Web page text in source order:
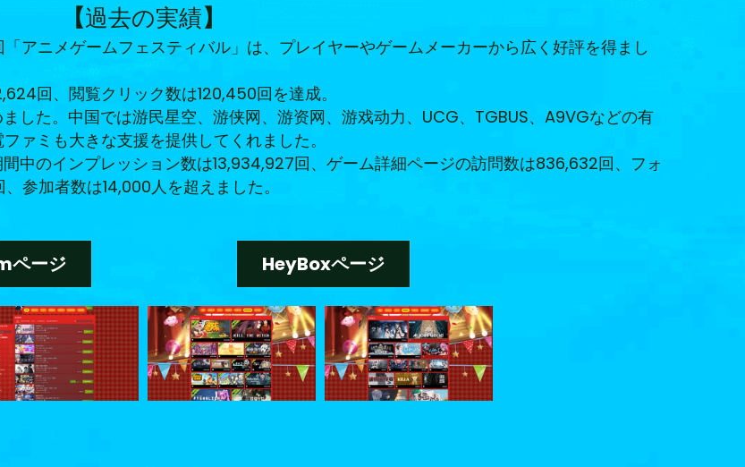
【過去の実績】
アニメゲームフェスティバル」は、プレイヤーやゲームメーカーから広く好評を得まし
回、閲覧クリック数は120,450回を達成。
した。中国では游民星空、游侠网、游资网、游戏动力、UCG、TGBUS、A9VGなどの有
ァミも大きな支援を提供してくれました。
中のインプレッション数は13,934,927回、ゲーム詳細ページの訪問数は836,632回、フォ
参加者数は14,000人を超えました。
ページ HeyBoxページ